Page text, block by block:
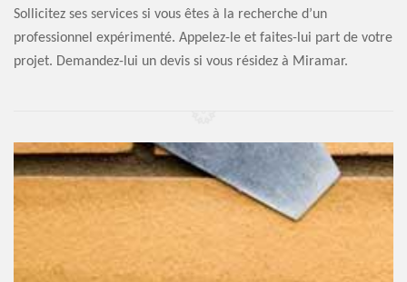
Sollicitez ses services si vous êtes à la recherche d’un
professionnel expérimenté. Appelez-le et faites-lui part de votre
projet. Demandez-lui un devis si vous résidez à Miramar.